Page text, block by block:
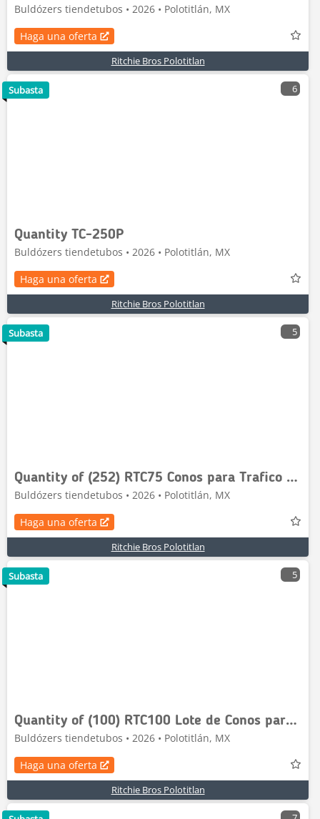
Buldózers tiendetubos • 2026 • Polotitlán, MX
Haga una oferta
Ritchie Bros Polotitlan
6
Quantity TC-250P
Buldózers tiendetubos • 2026 • Polotitlán, MX
Haga una oferta
Ritchie Bros Polotitlan
Subasta
5
Quantity of (252) RTC75 Conos para Trafico (Sin U
Buldózers tiendetubos • 2026 • Polotitlán, MX
Haga una oferta
Ritchie Bros Polotitlan
Subasta
5
Quantity of (100) RTC100 Lote de Conos para Trafi
Buldózers tiendetubos • 2026 • Polotitlán, MX
Haga una oferta
Ritchie Bros Polotitlan
Subasta